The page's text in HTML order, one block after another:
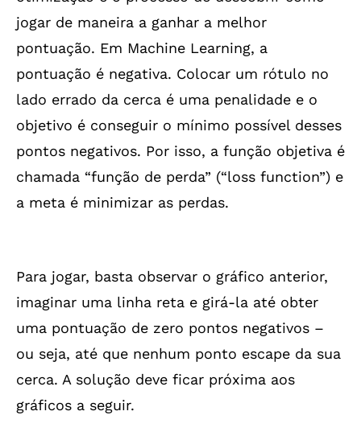
jogar de maneira a ganhar a melhor
pontuação. Em Machine Learning, a
pontuação é negativa. Colocar um rótulo no
lado errado da cerca é uma penalidade e o
objetivo é conseguir o mínimo possível desses
pontos negativos. Por isso, a função objetiva é
chamada “função de perda” (“loss function”) e
a meta é minimizar as perdas.
Para jogar, basta observar o gráfico anterior,
imaginar uma linha reta e girá-la até obter
uma pontuação de zero pontos negativos –
ou seja, até que nenhum ponto escape da sua
cerca. A solução deve ficar próxima aos
gráficos a seguir.